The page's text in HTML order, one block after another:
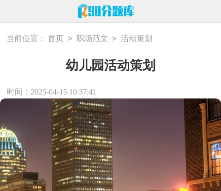
当前位置： 首页 > 职场范文 > 活动策划
幼儿园活动策划
时间：2025-04-15 10:37:41